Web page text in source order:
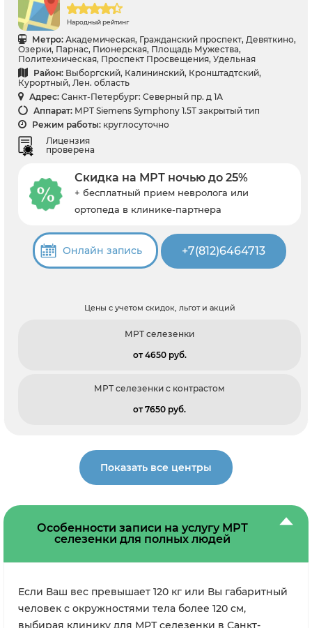
Народный рейтинг
Метро: Академическая, Гражданский проспект, Девяткино,
Озерки, Парнас, Пионерская, Площадь Мужества,
Политехническая, Проспект Просвещения, Удельная
Район: Выборгский, Калининский, Кронштадтский,
Курортный, Лен. область
Адрес: Санкт-Петербург: Северный пр. д 1А
Аппарат: МРТ Siemens Symphony 1.5T закрытый тип
Режим работы: круглосуточно
Лицензия
проверена
Скидка на МРТ ночью до 25%
+ бесплатный прием невролога или
ортопеда в клинике-партнера
Онлайн запись +7(812)6464713
Цены с учетом скидок, льгот и акций
МРТ селезенки
от 4650 pуб.
МРТ селезенки с контрастом
от 7650 pуб.
Показать все центры
Особенности записи на услугу МРТ
селезенки для полных людей
Если Ваш вес превышает 120 кг или Вы габаритный
человек с окружностями тела более 120 см,
выбирая клинику для МРТ селезенки в Санкт-